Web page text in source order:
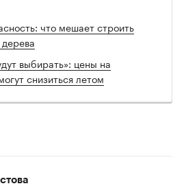
что мешает строить
выбирать»: цены на
снизиться летом